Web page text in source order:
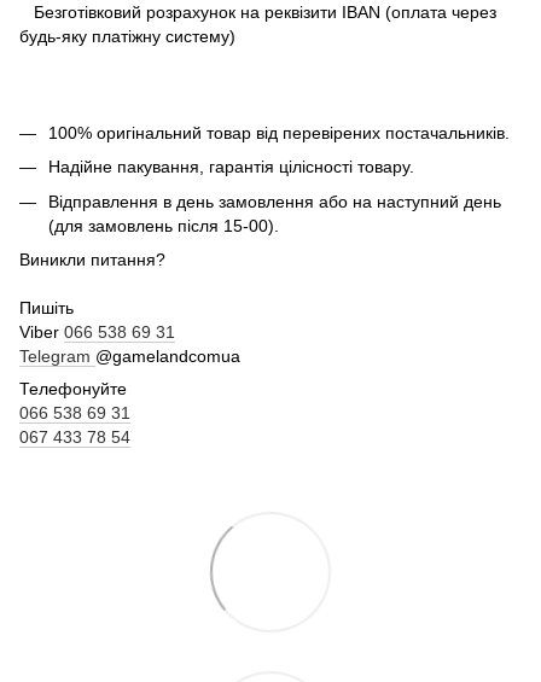
Безготівковий розрахунок на реквізити IBAN (оплата через
будь-яку платіжну систему)
100% оригінальний товар від перевірених постачальників.
Надійне пакування, гарантія цілісності товару.
Відправлення в день замовлення або на наступний день
(для замовлень після 15-00).
Виникли питання?
Пишіть
Viber 066 538 69 31
Telegram @gamelandcomua
Телефонуйте
066 538 69 31
067 433 78 54